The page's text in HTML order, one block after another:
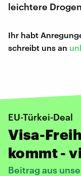
leichtere
Ihr habt
schreibt uns an
​EU-Türkei-Deal
Visa-
kommt -
Beitrag aus